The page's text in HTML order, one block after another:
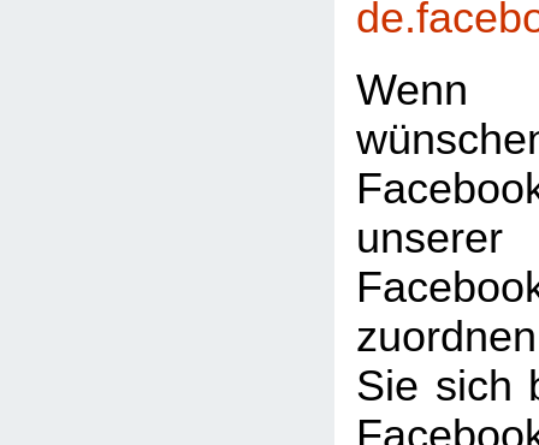
Sie sich